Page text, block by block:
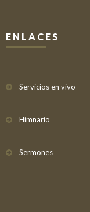
ENLACES
Servicios en vivo
Himnario
Sermones